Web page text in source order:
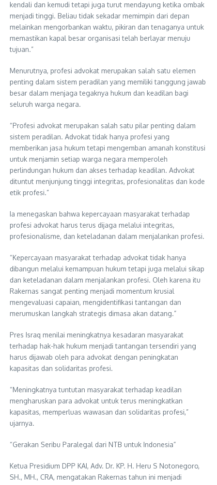
kendali dan kemudi tetapi juga turut mendayung ketika ombak
menjadi tinggi. Beliau tidak sekadar memimpin dari depan
melainkan mengorbankan waktu, pikiran dan tenaganya untuk
memastikan kapal besar organisasi telah berlayar menuju
tujuan.”
Menurutnya, profesi advokat merupakan salah satu elemen
penting dalam sistem peradilan yang memiliki tanggung jawab
besar dalam menjaga tegaknya hukum dan keadilan bagi
seluruh warga negara.
“Profesi advokat merupakan salah satu pilar penting dalam
sistem peradilan. Advokat tidak hanya profesi yang
memberikan jasa hukum tetapi mengemban amanah konstitusi
untuk menjamin setiap warga negara memperoleh
perlindungan hukum dan akses terhadap keadilan. Advokat
dituntut menjunjung tinggi integritas, profesionalitas dan kode
etik profesi.”
Ia menegaskan bahwa kepercayaan masyarakat terhadap
profesi advokat harus terus dijaga melalui integritas,
profesionalisme, dan keteladanan dalam menjalankan profesi.
“Kepercayaan masyarakat terhadap advokat tidak hanya
dibangun melalui kemampuan hukum tetapi juga melalui sikap
dan keteladanan dalam menjalankan profesi. Oleh karena itu
Rakernas sangat penting menjadi momentum krusial
mengevaluasi capaian, mengidentifikasi tantangan dan
merumuskan langkah strategis dimasa akan datang.”
Pres Israq menilai meningkatnya kesadaran masyarakat
terhadap hak-hak hukum menjadi tantangan tersendiri yang
harus dijawab oleh para advokat dengan peningkatan
kapasitas dan solidaritas profesi.
“Meningkatnya tuntutan masyarakat terhadap keadilan
mengharuskan para advokat untuk terus meningkatkan
kapasitas, memperluas wawasan dan solidaritas profesi,”
ujarnya.
“Gerakan Seribu Paralegal dari NTB untuk Indonesia”
Ketua Presidium DPP KAI, Adv. Dr. KP. H. Heru S Notonegoro,
SH., MH., CRA, mengatakan Rakernas tahun ini menjadi